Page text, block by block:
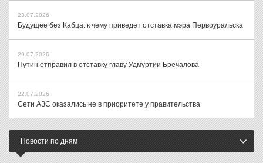
23.07.2026
Будущее без Кабца: к чему приведет отставка мэра Первоуральска
29.07.2026
Путин отправил в отставку главу Удмуртии Бречалова
22.07.2026
Сети АЗС оказались не в приоритете у правительства
Новости по дням